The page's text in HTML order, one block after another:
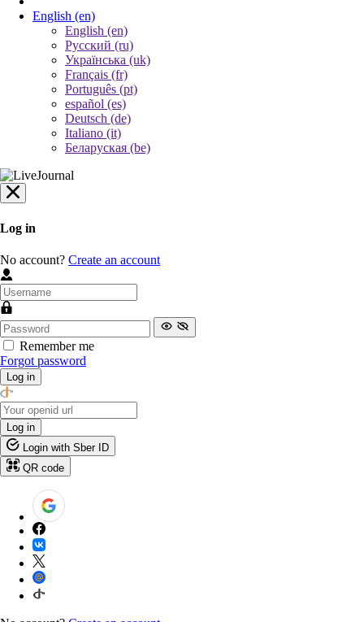
English (en)
English (en)
Русский (ru)
Українська (uk)
Français (fr)
Português (pt)
español (es)
Deutsch (de)
Italiano (it)
Беларуская (be)
Log in
No account? Create an account
Remember me
Forgot password
Log in
Log in
Login with Sber ID
QR code